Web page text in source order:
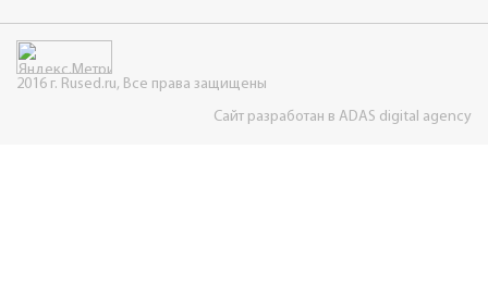
2016 г. Rused.ru, Все права защищены
Сайт разработан в ADAS digital agency